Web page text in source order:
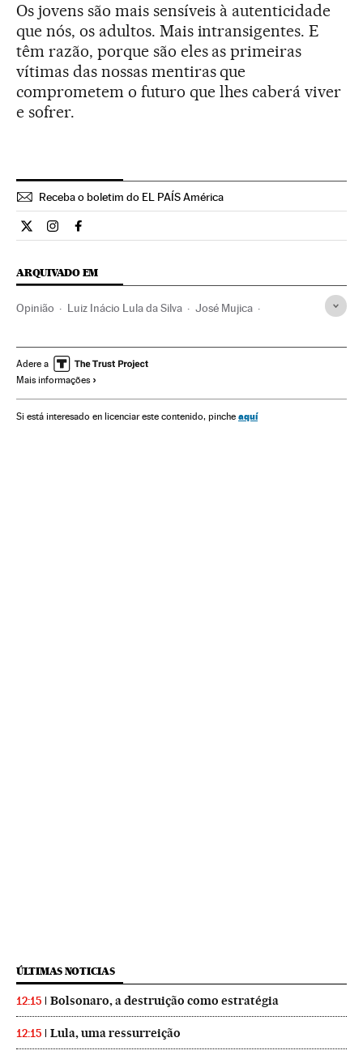
Os jovens são mais sensíveis à autenticidade
que nós, os adultos. Mais intransigentes. E
têm razão, porque são eles as primeiras
vítimas das nossas mentiras que
comprometem o futuro que lhes caberá viver
e sofrer.
Receba o boletim do EL PAÍS América
Opiniao El País Brasil en Twitter
Opiniao El País Brasil en Instagram
Opiniao El País Brasil en Facebook
ARQUIVADO EM
Opinião Luiz Inácio Lula da Silva José Mujica
América do Sul América Latina
Partido dos Trabalhadores
Adere a
Mais informações
Si está interesado en licenciar este contenido, pinche aquí
ÚLTIMAS NOTICIAS
12:15 Bolsonaro, a destruição como estratégia
12:15 Lula, uma ressurreição